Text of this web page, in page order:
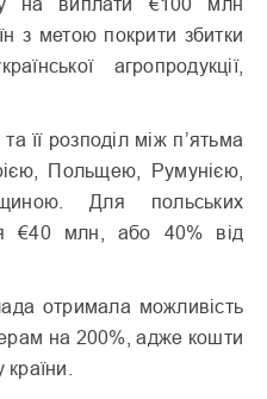
з метою покрити збитки
агропродукції,
її розподіл між п’ятьма
Польщею, Румунією,
Для польських
€40 млн, або 40% від
отримала можливість
на 200%, адже кошти